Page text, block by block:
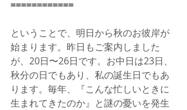
============
ということで、明日から秋のお彼岸が
始まります。昨日もご案内しました
が、20日〜26日です。お中日は23日、
秋分の日でもあり、私の誕生日でもあ
ります。毎年、『こんな忙しいときに
生まれてきたのか』と謎の憂いを発生